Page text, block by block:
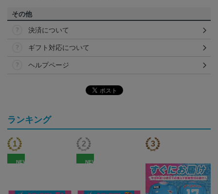
その他
決済について
ギフト対応について
ヘルプページ
ランキング
NEW NEW